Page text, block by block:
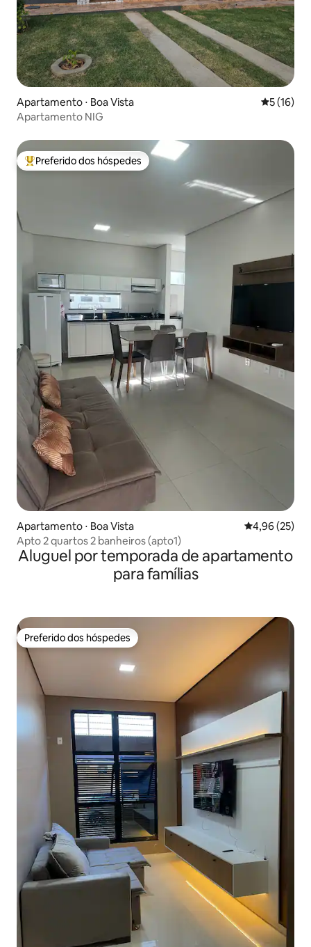
Apartamento ⋅ Boa Vista 5 de uma
5 (16)
Apartamento NIG
Entre os melhores preferidos dos hóspedes
Preferido dos hóspedes
Apartamento ⋅ Boa Vista 4,96 de uma
4,96 (25)
Apto 2 quartos 2 banheiros (apto1)
Aluguel por temporada de apartamento
para famílias
Preferido dos hóspedes
Preferido dos hóspedes